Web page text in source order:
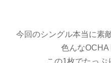
今回のシングル本当に素
色んなOCHA